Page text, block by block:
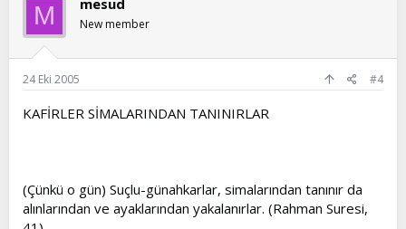
M New member
24 Eki 2005 #4
KAFİRLER SİMALARINDAN TANINIRLAR
(Çünkü o gün) Suçlu-günahkarlar, simalarından tanınır da
alınlarından ve ayaklarından yakalanırlar. (Rahman Suresi,